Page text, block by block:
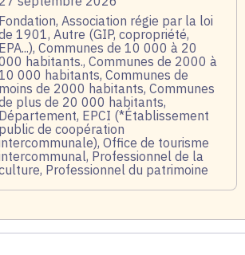
Fondation, Association régie par la loi
1901, Autre (GIP, copropriété,
EPA...), Communes de 10 000 à 20
habitants., Communes de 2000 à
000 habitants, Communes de
moins de 2000 habitants, Communes
plus de 20 000 habitants,
Département, EPCI (*Établissement
public de coopération
Office de tourisme
Professionnel de la
Professionnel du patrimoine